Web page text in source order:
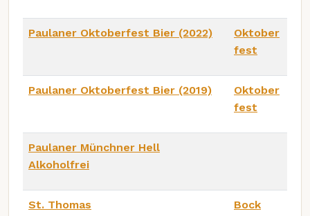
Paulaner Oktoberfest Bier (2022)
Oktober
fest
Paulaner Oktoberfest Bier (2019)
Oktober
fest
Paulaner Münchner Hell
Alkoholfrei
St. Thomas Bock